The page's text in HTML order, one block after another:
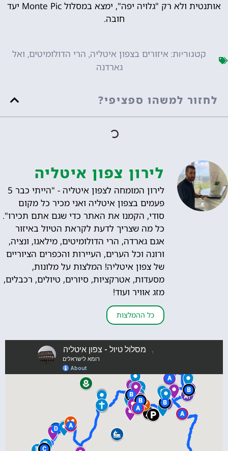
אותנטית ולא רק "גלויה יפה", ימצא במסלול Monte Pic יעד
חובה.
קטגוריות: איזורים בצפון איטליה, הרי הדולומיטים, ואל
גארדנה
לחזור למשהו ספציפי?
לירון צפון איטליה
לירון המומחה לצפון איטליה - "הייתי כבר 5
פעמים בצפון איטליה ואני מכיר כל מקום
סודי, הקמנו את האתר כדי שגם אתם תכירו".
כל מה שצריך לדעת לקראת הטיול באיזור
אגם גארדה, הרי הדולומיטים, מילאנו, ונציה,
ורונה וכל הערים, העיירות והכפרים הציוריים
של צפון איטליה! המלצות על מלונות,
מסעדות, אטרקציות, סיורים, טיולים, רכבלים,
מזג אוויר ועוד!
כל ההמלצות